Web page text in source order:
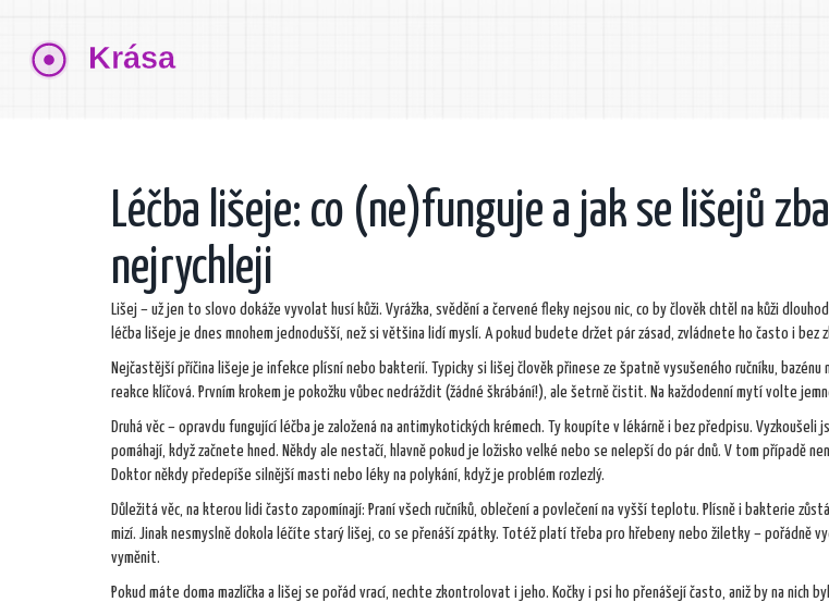
Léčba lišeje: co (ne)funguje a jak se lišejů
nejrychleji
Lišej – už jen to slovo dokáže vyvolat husí kůži. Vyrážka, svědění a červené fleky nejsou nic, co by člověk chtěl na kůži
léčba lišeje je dnes mnohem jednodušší, než si většina lidí myslí. A pokud budete držet pár zásad, zvládnete ho často i bez
Nejčastější příčina lišeje je infekce plísní nebo bakterií. Typicky si lišej člověk přinese ze špatně vysušeného ručníku, bazénu
reakce klíčová. Prvním krokem je pokožku vůbec nedráždit (žádné škrábání!), ale šetrně čistit. Na každodenní mytí volte
Druhá věc – opravdu fungující léčba je založená na antimykotických krémech. Ty koupíte v lékárně i bez předpisu. Vyzkoušeli
pomáhají, když začnete hned. Někdy ale nestačí, hlavně pokud je ložisko velké nebo se nelepší do pár dnů. V tom případě
Doktor někdy předepíše silnější masti nebo léky na polykání, když je problém rozlezlý.
Důležitá věc, na kterou lidi často zapomínají: Praní všech ručníků, oblečení a povlečení na vyšší teplotu. Plísně i bakterie
mizí. Jinak nesmyslně dokola léčíte starý lišej, co se přenáší zpátky. Totéž platí třeba pro hřebeny nebo žiletky – pořádně
vyměnit.
Pokud máte doma mazlíčka a lišej se pořád vrací, nechte zkontrolovat i jeho. Kočky i psi ho přenášejí často, aniž by na nich